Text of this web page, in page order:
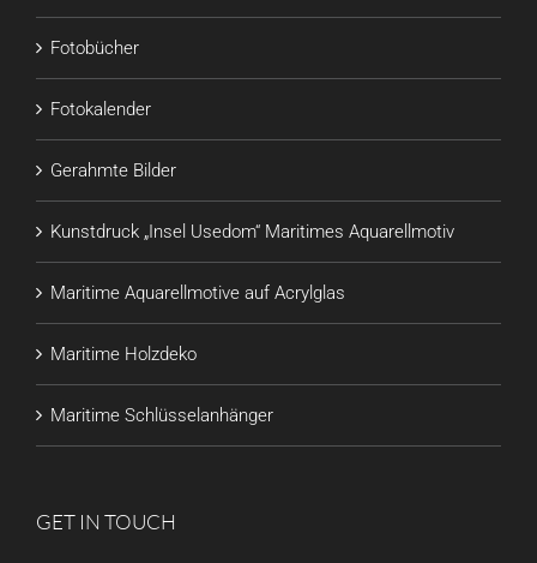
Fotobücher
Fotokalender
Gerahmte Bilder
Kunstdruck „Insel Usedom“ Maritimes Aquarellmotiv
Maritime Aquarellmotive auf Acrylglas
Maritime Holzdeko
Maritime Schlüsselanhänger
GET IN TOUCH